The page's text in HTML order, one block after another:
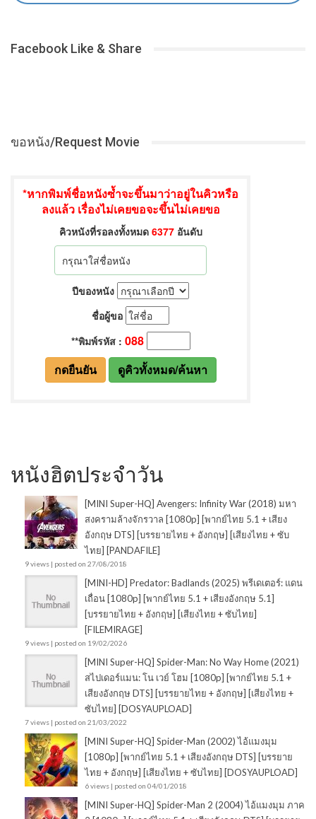
Facebook Like & Share
ขอหนัง/Request Movie
หนังฮิตประจำวัน
[MINI Super-HQ] Avengers: Infinity War (2018) มหา
สงครามล้างจักรวาล [1080p] [พากย์ไทย 5.1 + เสียง
อังกฤษ DTS] [บรรยายไทย + อังกฤษ] [เสียงไทย + ซับ
ไทย] [PANDAFILE]
9 views | posted on 27/08/2018
[MINI-HD] Predator: Badlands (2025) พรีเดเตอร์: แดน
เถื่อน [1080p] [พากย์ไทย 5.1 + เสียงอังกฤษ 5.1]
[บรรยายไทย + อังกฤษ] [เสียงไทย + ซับไทย]
[FILEMIRAGE]
9 views | posted on 19/02/2026
[MINI Super-HQ] Spider-Man: No Way Home (2021)
สไปเดอร์แมน: โน เวย์ โฮม [1080p] [พากย์ไทย 5.1 +
เสียงอังกฤษ DTS] [บรรยายไทย + อังกฤษ] [เสียงไทย +
ซับไทย] [DOSYAUPLOAD]
7 views | posted on 21/03/2022
[MINI Super-HQ] Spider-Man (2002) ไอ้แมงมุม
[1080p] [พากย์ไทย 5.1 + เสียงอังกฤษ DTS] [บรรยาย
ไทย + อังกฤษ] [เสียงไทย + ซับไทย] [DOSYAUPLOAD]
6 views | posted on 04/01/2018
[MINI Super-HQ] Spider-Man 2 (2004) ไอ้แมงมุม ภาค